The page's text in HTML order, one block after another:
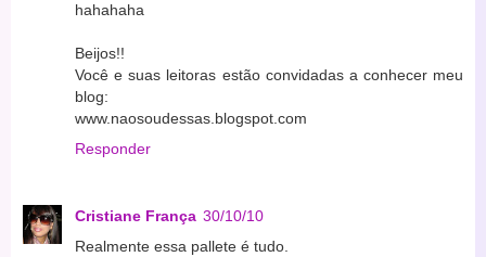
hahahaha
Beijos!!
Você e suas leitoras estão convidadas a conhecer meu
blog:
www.naosoudessas.blogspot.com
Responder
Cristiane França 30/10/10
Realmente essa pallete é tudo.